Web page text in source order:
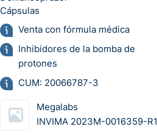
Cápsulas
Venta con fórmula médica
Inhibidores de la bomba de
protones
CUM: 20066787-3
Megalabs
INVIMA 2023M-0016359-R1